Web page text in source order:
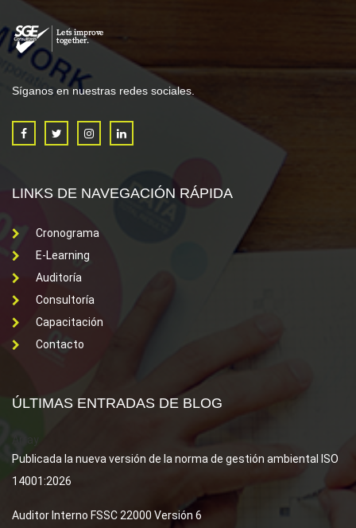
Síganos en nuestras redes sociales.
LINKS DE NAVEGACIÓN RÁPIDA
Cronograma
E-Learning
Auditoría
Consultoría
Capacitación
Contacto
ÚLTIMAS ENTRADAS DE BLOG
Array
Publicada la nueva versión de la norma de gestión ambiental ISO
14001:2026
Auditor Interno FSSC 22000 Versión 6